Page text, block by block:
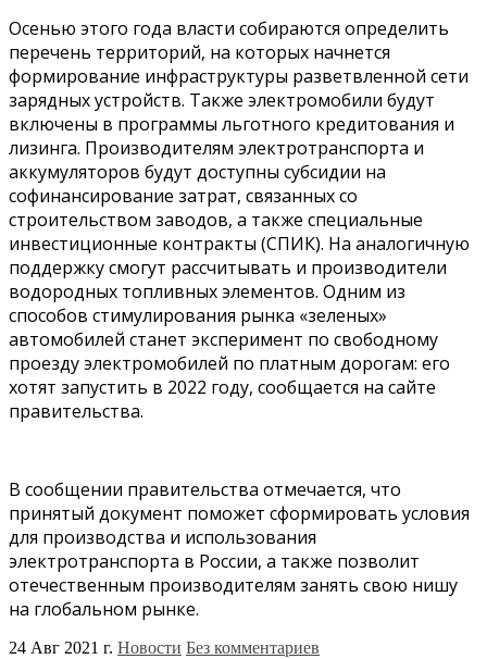
Осенью этого года власти собираются определить
перечень территорий, на которых начнется
формирование инфраструктуры разветвленной сети
зарядных устройств. Также электромобили будут
включены в программы льготного кредитования и
лизинга. Производителям электротранспорта и
аккумуляторов будут доступны субсидии на
софинансирование затрат, связанных со
строительством заводов, а также специальные
инвестиционные контракты (СПИК). На аналогичную
поддержку смогут рассчитывать и производители
водородных топливных элементов. Одним из
способов стимулирования рынка «зеленых»
автомобилей станет эксперимент по свободному
проезду электромобилей по платным дорогам: его
хотят запустить в 2022 году, сообщается на сайте
правительства.
В сообщении правительства отмечается, что
принятый документ поможет сформировать условия
для производства и использования
электротранспорта в России, а также позволит
отечественным производителям занять свою нишу
на глобальном рынке.
24 Авг 2021 г. Новости Без комментариев